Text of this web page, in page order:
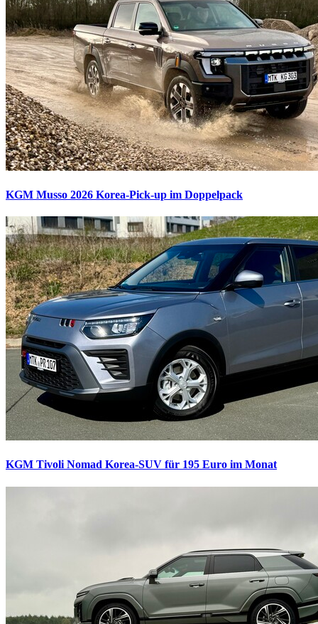
KGM Musso 2026 Korea-Pick-up im Doppelpack
KGM Tivoli Nomad Korea-SUV für 195 Euro im Monat